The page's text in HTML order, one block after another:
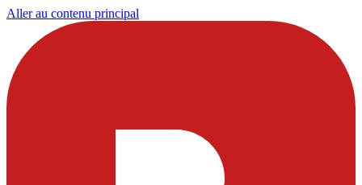
Aller au contenu principal